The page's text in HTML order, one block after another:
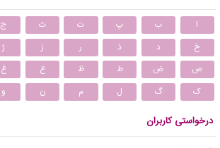
ا ب پ ت ث ج
خ
د ذ ر ز ژ
ص
ض ط ظ ع غ
ک
گ ل م ن و
درخواستی کاربران